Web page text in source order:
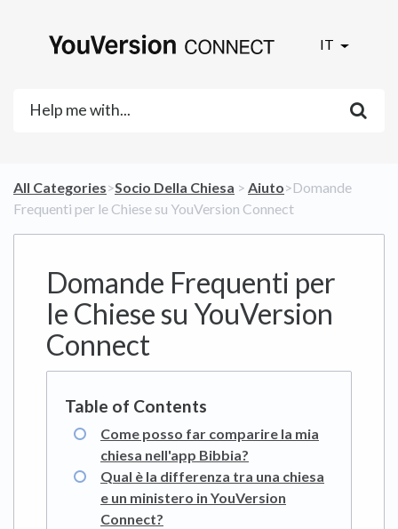
IT
All Categories​>​​Socio Della Chiesa ​ > ​ ​Aiuto​>​ Domande
Frequenti per le Chiese su YouVersion Connect
Domande Frequenti per
le Chiese su YouVersion
Connect
Come posso far comparire la mia
chiesa nell'app Bibbia?
Qual è la differenza tra una chiesa
e un ministero in YouVersion
Connect?